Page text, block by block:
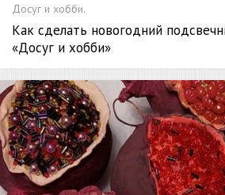
Досуг и хобби.
Как сделать новогодний
«Досуг и хобби»